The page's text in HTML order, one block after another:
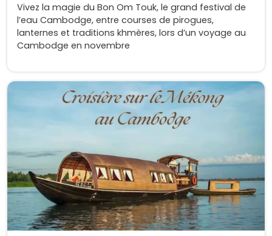
Vivez la magie du Bon Om Touk, le grand festival de
l’eau Cambodge, entre courses de pirogues,
lanternes et traditions khmères, lors d’un voyage au
Cambodge en novembre